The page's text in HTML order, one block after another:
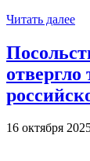
Читать далее
16 октября